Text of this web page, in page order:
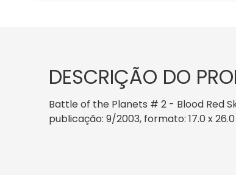
DESCRIÇÃO DO
Battle of the Planets # 2 - Blood Red
publicação: 9/2003, formato: 17.0 x